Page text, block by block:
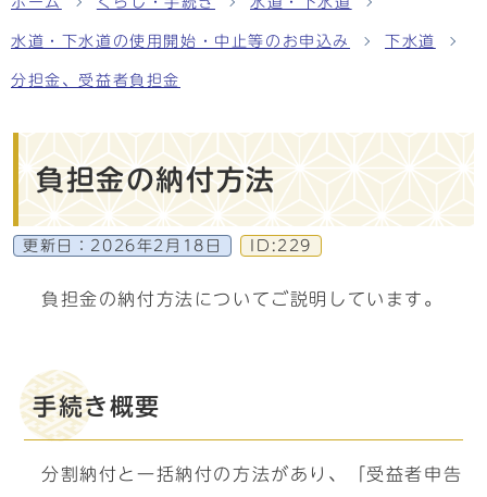
水道・下水道の使用開始・中止等のお申込み 下水道
分担金、受益者負担金
負担金の納付方法
更新日： 2026年2月18日 ID:229
負担金の納付方法についてご説明しています。
手続き概要
分割納付と一括納付の方法があり、「受益者申告